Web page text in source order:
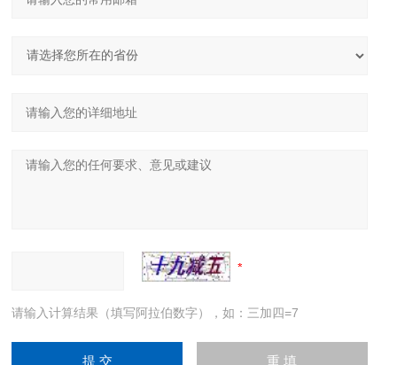
请输入计算结果（填写阿拉伯数字），如：三加四=7